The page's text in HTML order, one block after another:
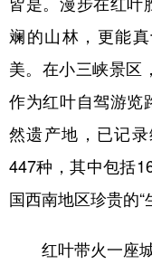
斓的山林，更能
美。在小三峡景区
作为红叶自驾游览
然遗产地，已记
447种，其中包括
国西南地区珍贵的“
红叶带火一座